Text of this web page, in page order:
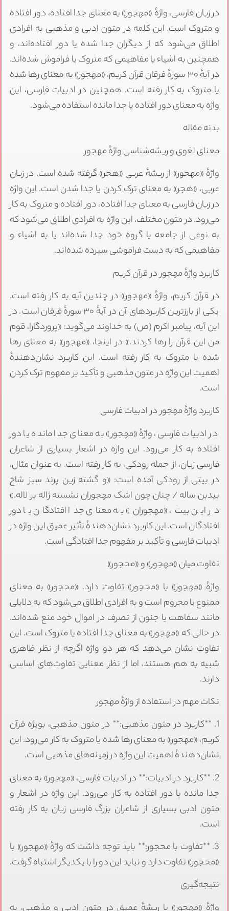
در زبان فارسی، واژهٔ «مهجور» به معنای جدا افتاده، دور افتاده
و متروک است. این کلمه در متون ادبی و مذهبی به افرادی
اطلاق می‌شود که از دیگران جدا شده یا دور افتاده‌اند، و
همچنین به اشیاء یا مفاهیمی که متروک یا فراموش شده‌اند.
در آیهٔ ۳۰ سورهٔ فرقان قرآن کریم، «مهجور» به معنای رها شده
یا متروک به کار رفته است. همچنین در ادبیات فارسی، این
واژه به معنای دور افتاده یا جدا مانده استفاده می‌شود.
بدنه مقاله
معنای لغوی و ریشه‌شناسی واژهٔ مهجور
واژهٔ «مهجور» از ریشهٔ عربی «هجر» گرفته شده است. در زبان
عربی، «هجر» به معنای ترک کردن یا جدا شدن است. این واژه
در زبان فارسی به معنای جدا افتاده، دور افتاده و متروک به کار
می‌رود. در متون مختلف، این واژه به افرادی اطلاق می‌شود که
به نوعی از جامعه یا گروه خود جدا شده‌اند یا به اشیاء و
مفاهیمی که به دست فراموشی سپرده شده‌اند.
کاربرد واژهٔ مهجور در قرآن کریم
در قرآن کریم، واژهٔ «مهجور» در چندین آیه به کار رفته است.
یکی از بارزترین کاربردهای آن در آیهٔ ۳۰ سورهٔ فرقان است. در
این آیه، پیامبر اکرم (ص) به خداوند می‌گوید: «پروردگارا، قوم
من این قرآن را رها کردند.» در اینجا، «مهجور» به معنای رها
شده یا متروک به کار رفته است. این کاربرد نشان‌دهندهٔ
اهمیت این واژه در متون مذهبی و تأکید بر مفهوم ترک کردن
است.
کاربرد واژهٔ مهجور در ادبیات فارسی
در ادبیات فارسی، واژهٔ «مهجور» به معنای جدا مانده یا دور
افتاده به کار می‌رود. این واژه در اشعار بسیاری از شاعران
فارسی زبان، از جمله رودکی، به کار رفته است. به عنوان مثال،
در بیتی از رودکی آمده است: «و گشته زین پرند سبز شاخ
بیدبن ساله / چنان چون اشک مهجوران نشسته ژاله بر لاله.»
در این بیت، «مهجوران» به معنای جدا افتادگان یا دور
افتادگان است. این کاربرد نشان‌دهندهٔ تأثیر عمیق این واژه در
ادبیات فارسی و تأکید بر مفهوم جدا افتادگی است.
تفاوت میان «مهجور» و «محجور»
واژهٔ «مهجور» با «محجور» تفاوت دارد. «محجور» به معنای
ممنوع یا محروم است و به افرادی اطلاق می‌شود که به دلایلی
مانند سفاهت یا جنون از تصرف در اموال خود منع شده‌اند.
در حالی که «مهجور» به معنای جدا افتاده یا متروک است. این
تفاوت نشان می‌دهد که هر دو واژه اگرچه از نظر ظاهری
شبیه به هم هستند، اما از نظر معنایی تفاوت‌های اساسی
دارند.
نکات مهم در استفاده از واژهٔ مهجور
1. **کاربرد در متون مذهبی:** در متون مذهبی، بویژه قرآن
کریم، «مهجور» به معنای رها شده یا متروک به کار می‌رود. این
نشان‌دهندهٔ اهمیت این واژه در زمینه‌های مذهبی است.
2. **کاربرد در ادبیات:** در ادبیات فارسی، «مهجور» به معنای
جدا مانده یا دور افتاده به کار می‌رود. این واژه در اشعار و
متون ادبی بسیاری از شاعران بزرگ فارسی زبان به کار رفته
است.
3. **تفاوت با محجور:** باید توجه داشت که واژهٔ «مهجور» با
«محجور» تفاوت دارد و نباید این دو را با یکدیگر اشتباه گرفت.
نتیجه‌گیری